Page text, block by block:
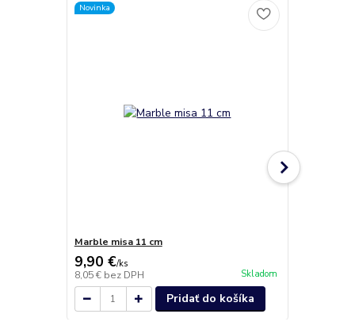
Novinka
Marble misa 11 cm
9,90 €/ks
8,05 € bez DPH Skladom
Pridať do košíka